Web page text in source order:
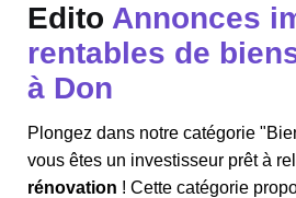
Edito Annonces
rentables de
à Don
Plongez dans notre catégorie
vous êtes un investisseur prêt à
rénovation ! Cette catégorie